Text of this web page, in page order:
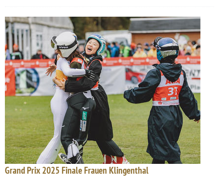
Grand Prix 2025 Finale Frauen Klingenthal